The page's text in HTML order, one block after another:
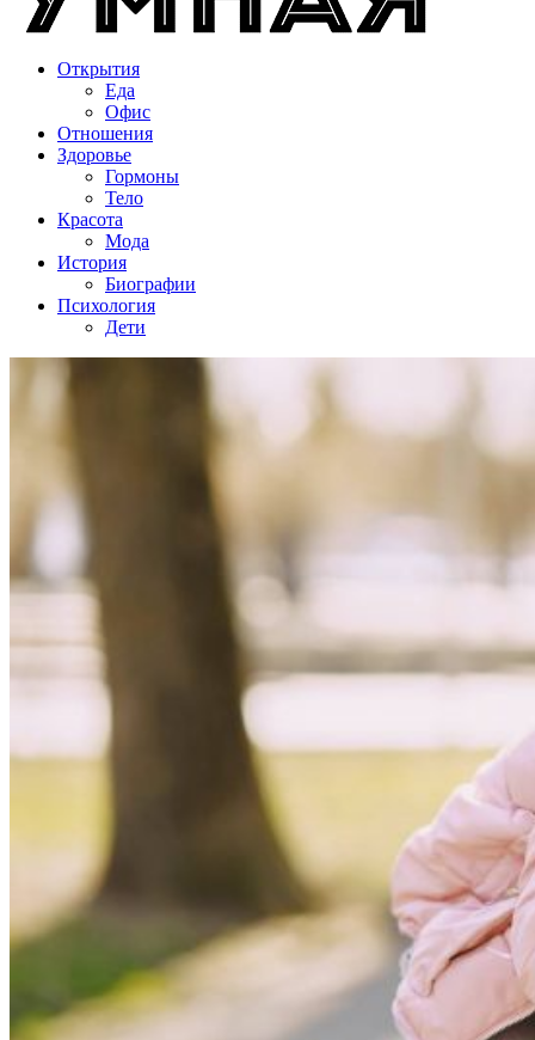
Открытия
Еда
Офис
Отношения
Здоровье
Гормоны
Тело
Красота
Мода
История
Биографии
Психология
Дети